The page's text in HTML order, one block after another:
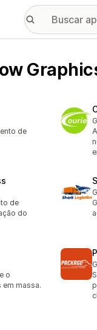
de
de
do
o
massa.